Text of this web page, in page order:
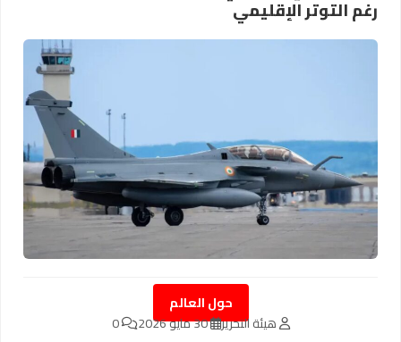
رغم التوتر الإقليمي
حول العالم
هيئة التحرير 30 مايو 2026 0